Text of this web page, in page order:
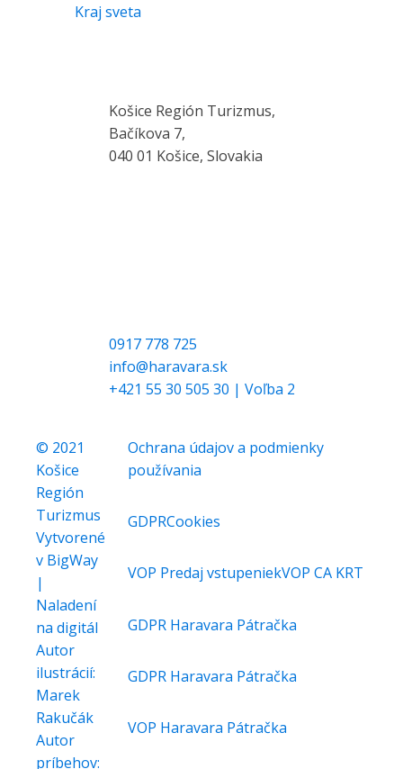
Kraj sveta
Košice Región Turizmus,
Bačíkova 7,
040 01 Košice, Slovakia
0917 778 725
info@haravara.sk
+421 55 30 505 30 | Voľba 2
© 2021
Košice
Región
Turizmus
Vytvorené
v BigWay
|
Naladení
na digitál
Autor
ilustrácií:
Marek
Rakučák
Autor
príbehov:
Ochrana údajov a podmienky
používania
GDPRCookies
VOP Predaj vstupeniekVOP CA KRT
GDPR Haravara Pátračka
GDPR Haravara Pátračka
VOP Haravara Pátračka